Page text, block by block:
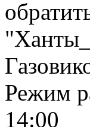
Режим
14:00